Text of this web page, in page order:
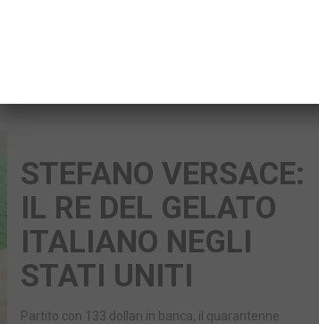
STEFANO VERSACE:
IL RE DEL GELATO
ITALIANO NEGLI
STATI UNITI
Partito con 133 dollari in banca, il quarantenne